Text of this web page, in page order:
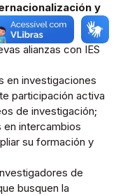
y
alianzas con IES
en investigaciones
participación activa
de investigación;
en intercambios
su formación y
de
busquen la